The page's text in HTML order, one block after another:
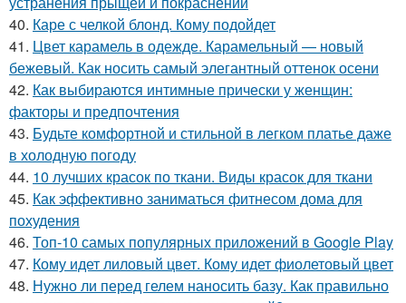
40. Каре с челкой блонд. Кому подойдет
41. Цвет карамель в одежде. Карамельный — новый
бежевый. Как носить самый элегантный оттенок осени
42. Как выбираются интимные прически у женщин:
факторы и предпочтения
43. Будьте комфортной и стильной в легком платье даже
в холодную погоду
44. 10 лучших красок по ткани. Виды красок для ткани
45. Как эффективно заниматься фитнесом дома для
похудения
46. Топ-10 самых популярных приложений в Google Play
47. Кому идет лиловый цвет. Кому идет фиолетовый цвет
48. Нужно ли перед гелем наносить базу. Как правильно